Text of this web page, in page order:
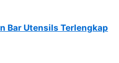
Bar Utensils Terlengkap